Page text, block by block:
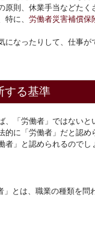
原則、休業手当などたく
に、 労働者災害補償保
になったりして、仕事
る基準
「労働者」ではないと
的に「労働者」だと認
」と認められるのでし
」とは、職業の種類を